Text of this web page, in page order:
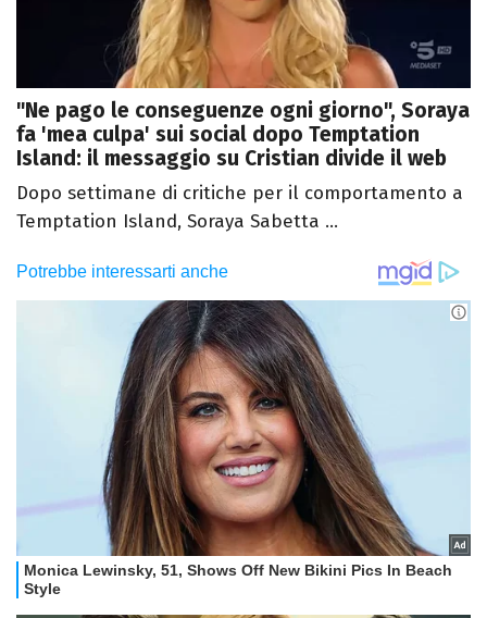
"Ne pago le conseguenze ogni giorno", Soraya
fa 'mea culpa' sui social dopo Temptation
Island: il messaggio su Cristian divide il web
Dopo settimane di critiche per il comportamento a
Temptation Island, Soraya Sabetta ...